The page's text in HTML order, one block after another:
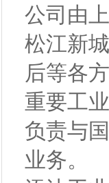
公司由
松江新
后等各
重要工
负责与
业务。